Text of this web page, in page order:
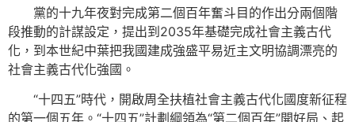
黨的十九年夜對完成第二個百年奮斗目的作出分兩個階
段推動的計謀設定，提出到2035年基礎完成社會主義古代
化，到本世紀中葉把我國建成強盛平易近主文明協調漂亮的
社會主義古代化強國。
“十四五”時代，開啟周全扶植社會主義古代化國度新征程
的第一個五年。“十四五”計劃綱領為“第二個百年”開好局、起